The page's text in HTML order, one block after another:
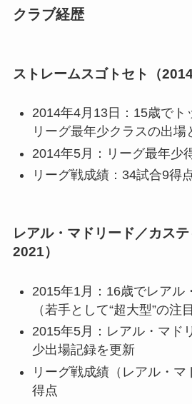
クラブ経歴
ストレームスゴトセト（
2014年4月13日：15歳でト
リーグ最年少クラスの出場
2014年5月：リーグ最年少
リーグ戦成績：34試合9得
レアル・マドリード／カス
2021）
2015年1月：16歳でレアル
（若手として“超大型”の注
2015年5月：レアル・マド
少出場記録を更新
リーグ戦成績（レアル・
得点